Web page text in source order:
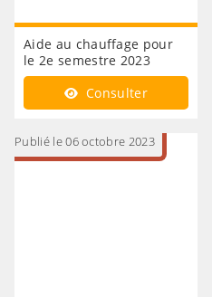
Aide au chauffage pour
le 2e semestre 2023
Consulter
Publié le 06 octobre 2023